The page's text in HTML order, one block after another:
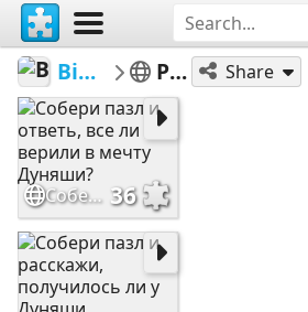
Bibliopskov Разное Share
Собери пазл и ответь, все ли верили в мечту Дуняши? 36